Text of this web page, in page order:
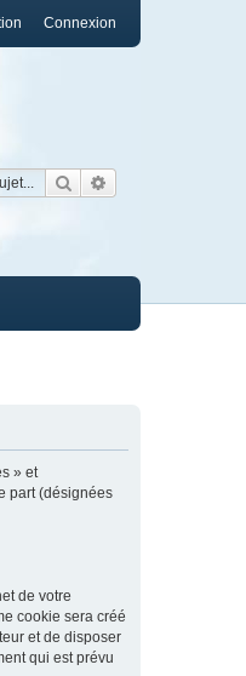
Connexion
Rechercher
» et
part (désignées
de votre
cookie sera créé
et de disposer
qui est prévu